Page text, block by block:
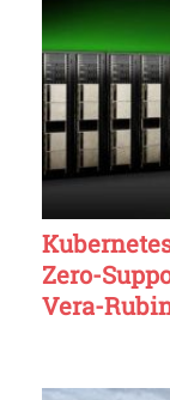
Zero-
Vera-